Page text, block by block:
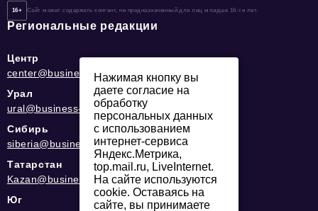
16+ Сайт может содержать контент, не предназначенный для лиц младше 16-ти лет.
Региональные редакции
Центр
center@business-magazine.online
Урал
ural@business-magazine.online
Сибирь
siberia@business-magazine.online
Татарстан
Kazan@business-magazine.online
Юг
Нажимая кнопку вы
даете согласие на
обработку
персональных данных
с использованием
интернет-сервиса
Яндекс.Метрика,
top.mail.ru, LiveInternet.
На сайте используются
cookie. Оставаясь на
сайте, вы принимаете